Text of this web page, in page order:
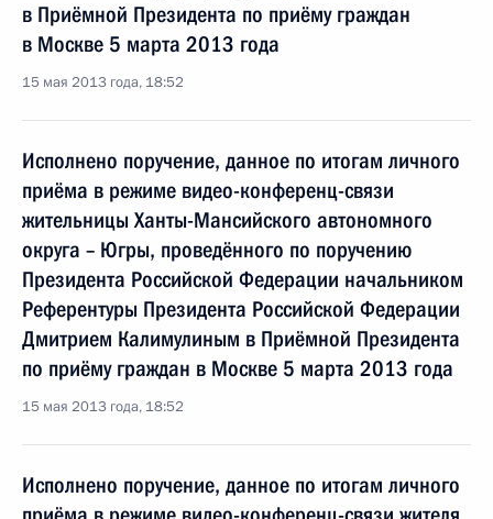
в Приёмной Президента по приёму граждан
в Москве 5 марта 2013 года
15 мая 2013 года, 18:52
Исполнено поручение, данное по итогам личного
приёма в режиме видео-конференц-связи
жительницы Ханты-Мансийского автономного
округа – Югры, проведённого по поручению
Президента Российской Федерации начальником
Референтуры Президента Российской Федерации
Дмитрием Калимулиным в Приёмной Президента
по приёму граждан в Москве 5 марта 2013 года
15 мая 2013 года, 18:52
Исполнено поручение, данное по итогам личного